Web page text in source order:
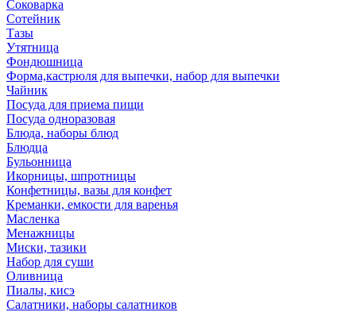
Соковарка
Сотейник
Тазы
Утятница
Фондюшница
Форма,кастрюля для выпечки, набор для выпечки
Чайник
Посуда для приема пищи
Посуда одноразовая
Блюда, наборы блюд
Блюдца
Бульонница
Икорницы, шпротницы
Конфетницы, вазы для конфет
Креманки, емкости для варенья
Масленка
Менажницы
Миски, тазики
Набор для суши
Оливница
Пиалы, кисэ
Салатники, наборы салатников